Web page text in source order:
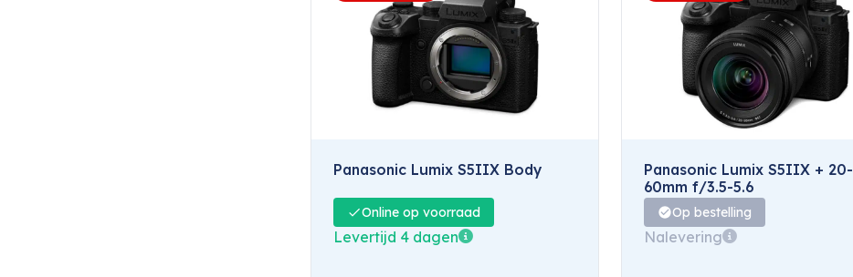
Panasonic Lumix S5IIX Body
Online op voorraad
Levertijd 4 dagen
Panasonic Lumix S5IIX + 20-
60mm f/3.5-5.6
Op bestelling
Nalevering